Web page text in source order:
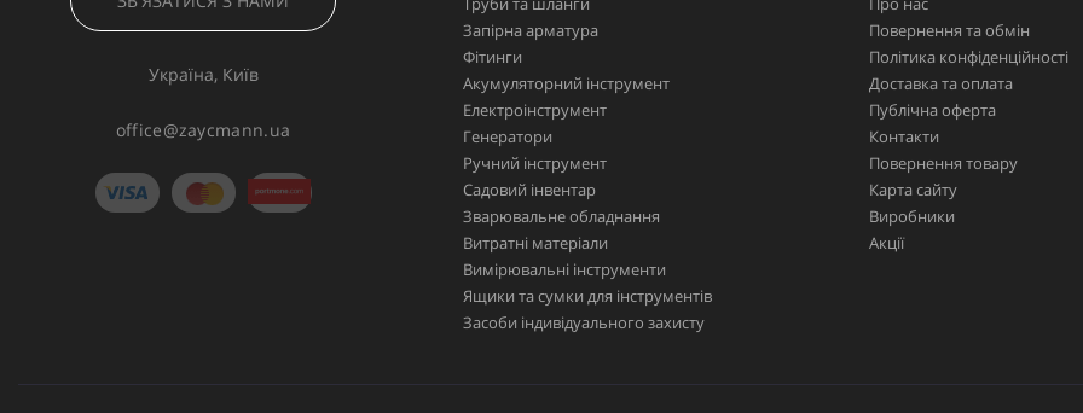
Україна, Київ
office@zaycmann.ua
Запірна арматура
Фітинги
Акумуляторний інструмент
Електроінструмент
Генератори
Ручний інструмент
Садовий інвентар
Зварювальне обладнання
Витратні матеріали
Вимірювальні інструменти
Ящики та сумки для інструментів
Засоби індивідуального захисту
Повернення та обмін
Політика конфіденційності
Доставка та оплата
Публічна оферта
Контакти
Повернення товару
Карта сайту
Виробники
Акції